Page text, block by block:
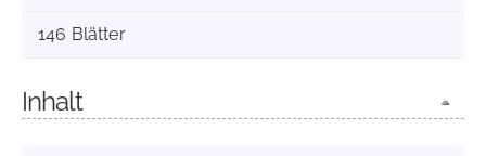
146 Blätter
Inhalt